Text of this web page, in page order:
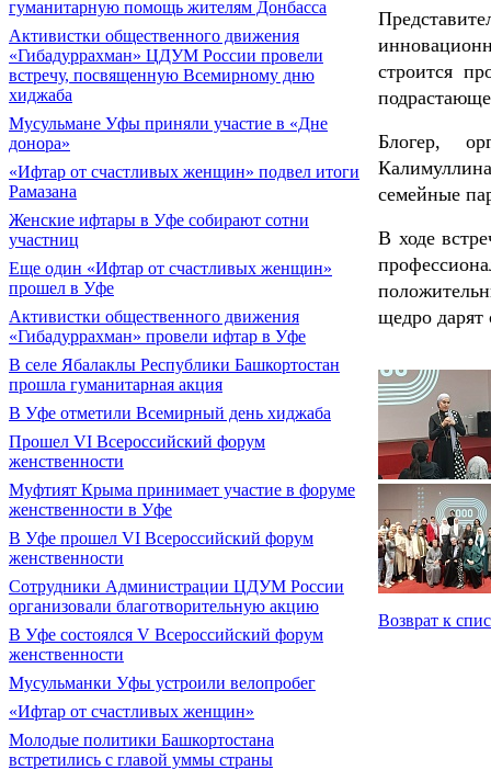
гуманитарную помощь жителям Донбасса
Активистки общественного движения
«Гибадуррахман» ЦДУМ России провели
встречу, посвященную Всемирному дню
хиджаба
Мусульмане Уфы приняли участие в «Дне
донора»
«Ифтар от счастливых женщин» подвел итоги
Рамазана
Женские ифтары в Уфе собирают сотни
участниц
Еще один «Ифтар от счастливых женщин»
прошел в Уфе
Активистки общественного движения
«Гибадуррахман» провели ифтар в Уфе
В селе Ябалаклы Республики Башкортостан
прошла гуманитарная акция
В Уфе отметили Всемирный день хиджаба
Прошел VI Всероссийский форум
женственности
Муфтият Крыма принимает участие в форуме
женственности в Уфе
В Уфе прошел VI Всероссийский форум
женственности
Сотрудники Администрации ЦДУМ России
организовали благотворительную акцию
В Уфе состоялся V Всероссийский форум
женственности
Мусульманки Уфы устроили велопробег
«Ифтар от счастливых женщин»
Молодые политики Башкортостана
встретились с главой уммы страны
строится
Блогер,
семейные
В ходе
щедро дарят
Возврат к